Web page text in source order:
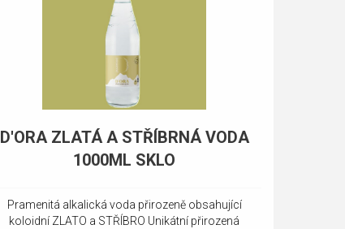
D'ORA ZLATÁ A STŘÍBRNÁ VODA
1000ML SKLO
Pramenitá alkalická voda přirozeně obsahující
koloidní ZLATO a STŘÍBRO Unikátní přirozená